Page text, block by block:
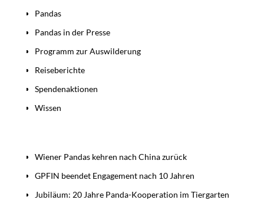
Pandas
Pandas in der Presse
Programm zur Auswilderung
Reiseberichte
Spendenaktionen
Wissen
Wiener Pandas kehren nach China zurück
GPFIN beendet Engagement nach 10 Jahren
Jubiläum: 20 Jahre Panda-Kooperation im Tiergarten